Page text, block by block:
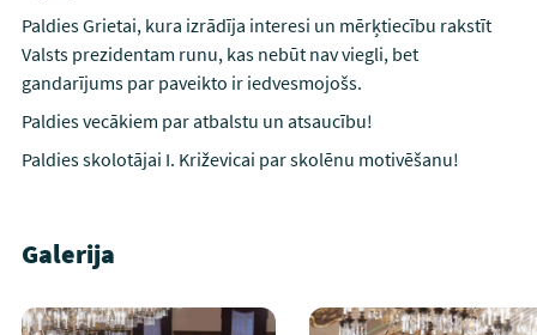
Paldies Grietai, kura izrādīja interesi un mērķtiecību rakstīt
Valsts prezidentam runu, kas nebūt nav viegli, bet
gandarījums par paveikto ir iedvesmojošs.
Paldies vecākiem par atbalstu un atsaucību!
Paldies skolotājai I. Križevicai par skolēnu motivēšanu!
Galerija